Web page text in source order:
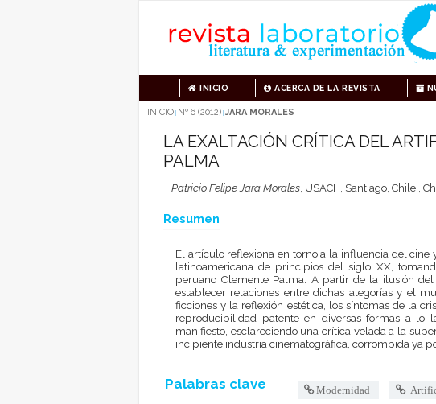
INICIO ACERCA DE LA REVISTA
INICIO | Nº 6 (2012) | JARA MORALES
LA EXALTACIÓN CRÍTICA DEL
PALMA
Patricio Felipe Jara Morales, USACH, Santiago, Chile ,
Resumen
El artículo reflexiona en torno a la influencia del
latinoamericana de principios del siglo XX,
peruano Clemente Palma. A partir de la ilusión
establecer relaciones entre dichas alegorías y el
ficciones y la reflexión estética, los síntomas de la
reproducibilidad patente en diversas formas a lo
manifiesto, esclareciendo una crítica velada a la
incipiente industria cinematográfica, corrompida ya
Palabras clave Modernidad